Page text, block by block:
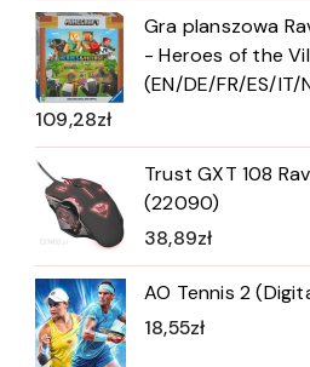
Gra planszowa
- Heroes of the
(EN/DE/FR/ES/IT/
109,28zł
Trust GXT 108
(22090)
38,89zł
AO Tennis 2
18,55zł